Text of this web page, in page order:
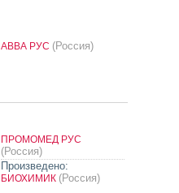
АВВА РУС (Россия)
ПРОМОМЕД РУС
(Россия)
Произведено:
БИОХИМИК (Россия)